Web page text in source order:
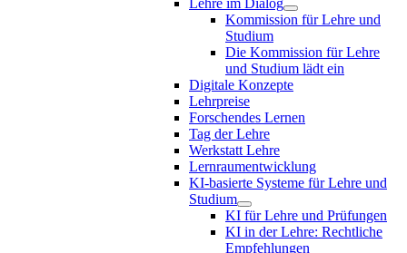
Kommission für Lehre und
Studium
Die Kommission für Lehre
und Studium lädt ein
Digitale Konzepte
Lehrpreise
Forschendes Lernen
Tag der Lehre
Werkstatt Lehre
Lernraumentwicklung
KI-basierte Systeme für Lehre und
Studium
KI für Lehre und Prüfungen
KI in der Lehre: Rechtliche
Empfehlungen